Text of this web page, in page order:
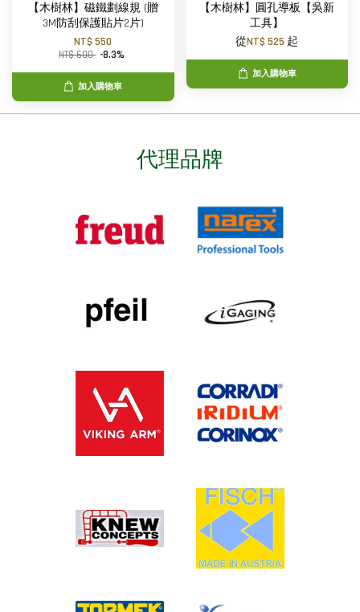
【木樹林】磁鐵劃線規 (贈
3M防刮保護貼片2片)
NT$ 550
NT$ 600 -8.3%
加入購物車
【木樹林】圓孔導板【吳新
工具】
從NT$ 525 起
加入購物車
代理品牌